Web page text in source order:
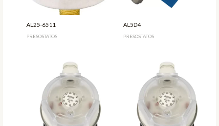
AL25-6511
PRESOSTATOS
AL5D4
PRESOSTATOS